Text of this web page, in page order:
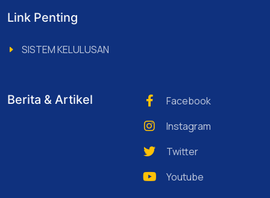
Link Penting
SISTEM KELULUSAN
Berita & Artikel
Facebook
Instagram
Twitter
Youtube